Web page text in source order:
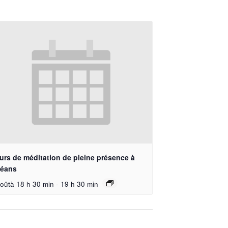
de méditation de pleine présence à
18 h 30 min - 19 h 30 min